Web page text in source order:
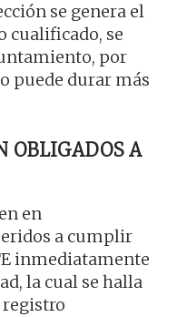
se genera el
cualificado, se
por
puede durar más
OBLIGADOS A
en
a cumplir
inmediatamente
la cual se halla